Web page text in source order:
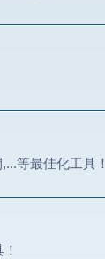
等最佳化工具！